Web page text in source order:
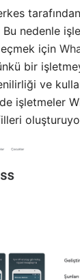
Bu nedenle
için
bir
ve
işletmeler